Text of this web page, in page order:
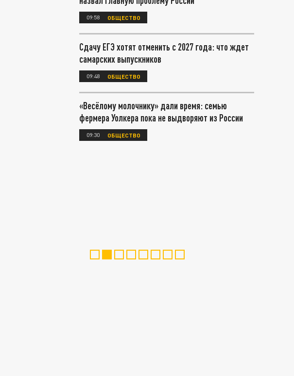
09:58 ОБЩЕСТВО
Сдачу ЕГЭ хотят отменить с 2027 года: что ждет
самарских выпускников
09:48 ОБЩЕСТВО
«Весёлому молочнику» дали время: семью
фермера Уолкера пока не выдворяют из России
09:30 ОБЩЕСТВО